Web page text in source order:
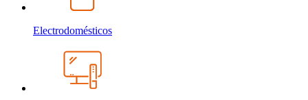
Electrodomésticos